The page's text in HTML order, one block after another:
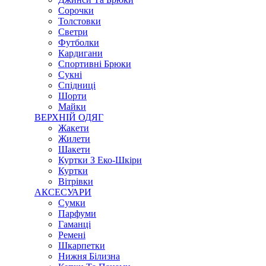
Сорочки
Толстовки
Светри
Футболки
Кардигани
Спортивні Брюки
Сукні
Спідниці
Шорти
Майки
ВЕРХНІЙ ОДЯГ
Жакети
Жилети
Шакети
Куртки З Еко-Шкіри
Куртки
Вітрівки
АКСЕСУАРИ
Сумки
Парфуми
Гаманці
Ремені
Шкарпетки
Нижня Білизна